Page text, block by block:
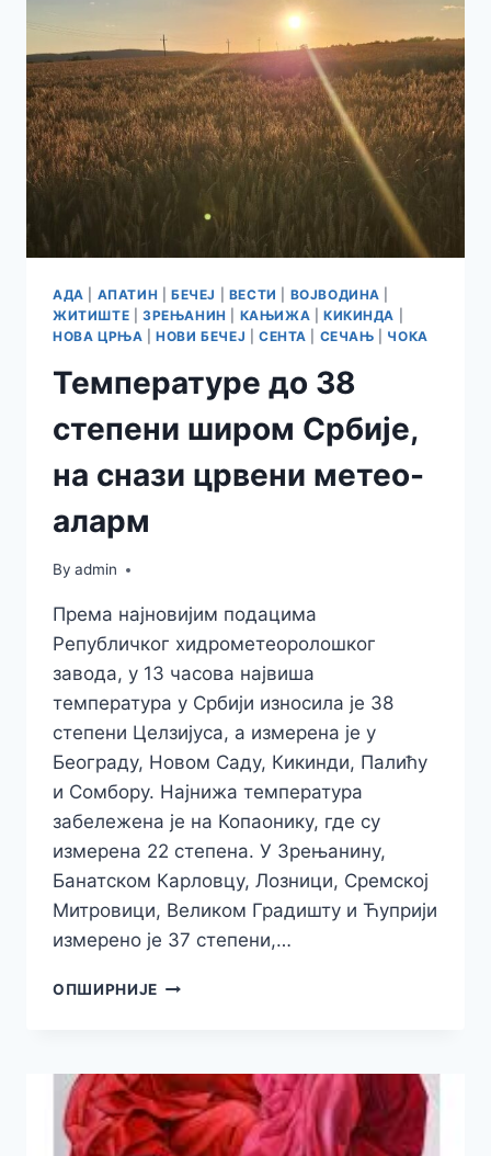
АДА АПАТИН БЕЧЕЈ ВЕСТИ ВОЈВОДИНА
ЖИТИШТЕ
ЗРЕЊАНИН КАЊИЖА КИКИНДА
НОВА ЦРЊА |НОВИ БЕЧЕЈ СЕНТА СЕЧАЊ ЧОКА
Температуре до 38
степени широм Србије,
на снази црвени метео-
аларм
By admin
Према најновијим подацима
Републичког хидрометеоролошког
завода, у 13 часова највиша
температура у Србији износила је 38
степени Целзијуса, а измерена је у
Београду, Новом Саду, Кикинди, Палићу
и Сомбору. Најнижа температура
забележена је на Копаонику, где су
измерена 22 степена. У Зрењанину,
Банатском Карловцу, Лозници, Сремској
Митровици, Великом Градишту и Ћуприји
измерено је 37 степени,…
ОПШИРНИЈЕ ТЕМПЕРАТУРЕ
ШИРОМ
СРБИЈЕ,
НА
СНАЗИ